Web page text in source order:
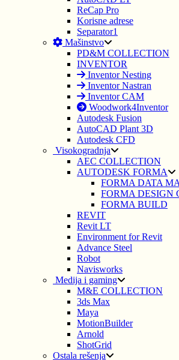
ReCap Pro
Korisne adrese
Separator1
Mašinstvo
PD&M COLLECTION
INVENTOR
Inventor Nesting
Inventor Nastran
Inventor CAM
Woodwork4Inventor
Autodesk Fusion
AutoCAD Plant 3D
Autodesk CFD
Visokogradnja
AEC COLLECTION
AUTODESK FORMA
FORMA DATA
FORMA DESIGN
FORMA BUILD
REVIT
Revit LT
Environment for Revit
Advance Steel
Robot
Navisworks
Medija i gaming
M&E COLLECTION
3ds Max
Maya
MotionBuilder
Arnold
ShotGrid
Ostala rešenja